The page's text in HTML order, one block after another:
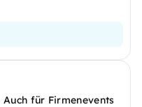
für Firmenevents